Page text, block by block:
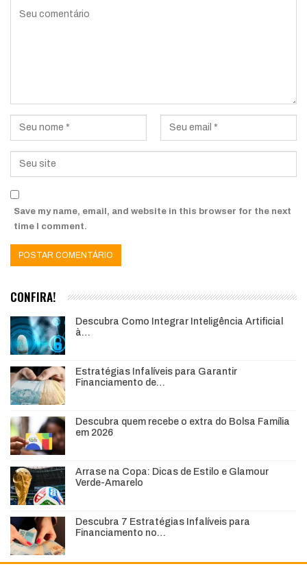
Save my name, email, and website in this browser for the next
time I comment.
CONFIRA!
Descubra Como Integrar Inteligência Artificial
à…
Estratégias Infalíveis para Garantir
Financiamento de…
Descubra quem recebe o extra do Bolsa Família
em 2026
Arrase na Copa: Dicas de Estilo e Glamour
Verde-Amarelo
Descubra 7 Estratégias Infalíveis para
Financiamento no…